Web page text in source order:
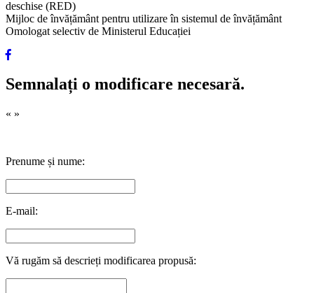
deschise (RED)
Mijloc de învățământ pentru utilizare în sistemul de învățământ
Omologat selectiv de Ministerul Educației
Semnalați o modificare necesară.
« »
Prenume și nume:
E-mail:
Vă rugăm să descrieți modificarea propusă: